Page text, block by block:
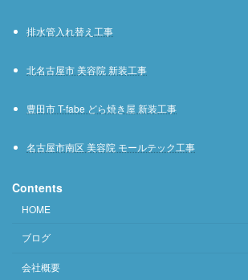
排水管入れ替え工事
北名古屋市 美容院 新装工事
豊田市 T-fabe どら焼き屋 新装工事
名古屋市南区 美容院 モールテック工事
Contents
HOME
ブログ
会社概要